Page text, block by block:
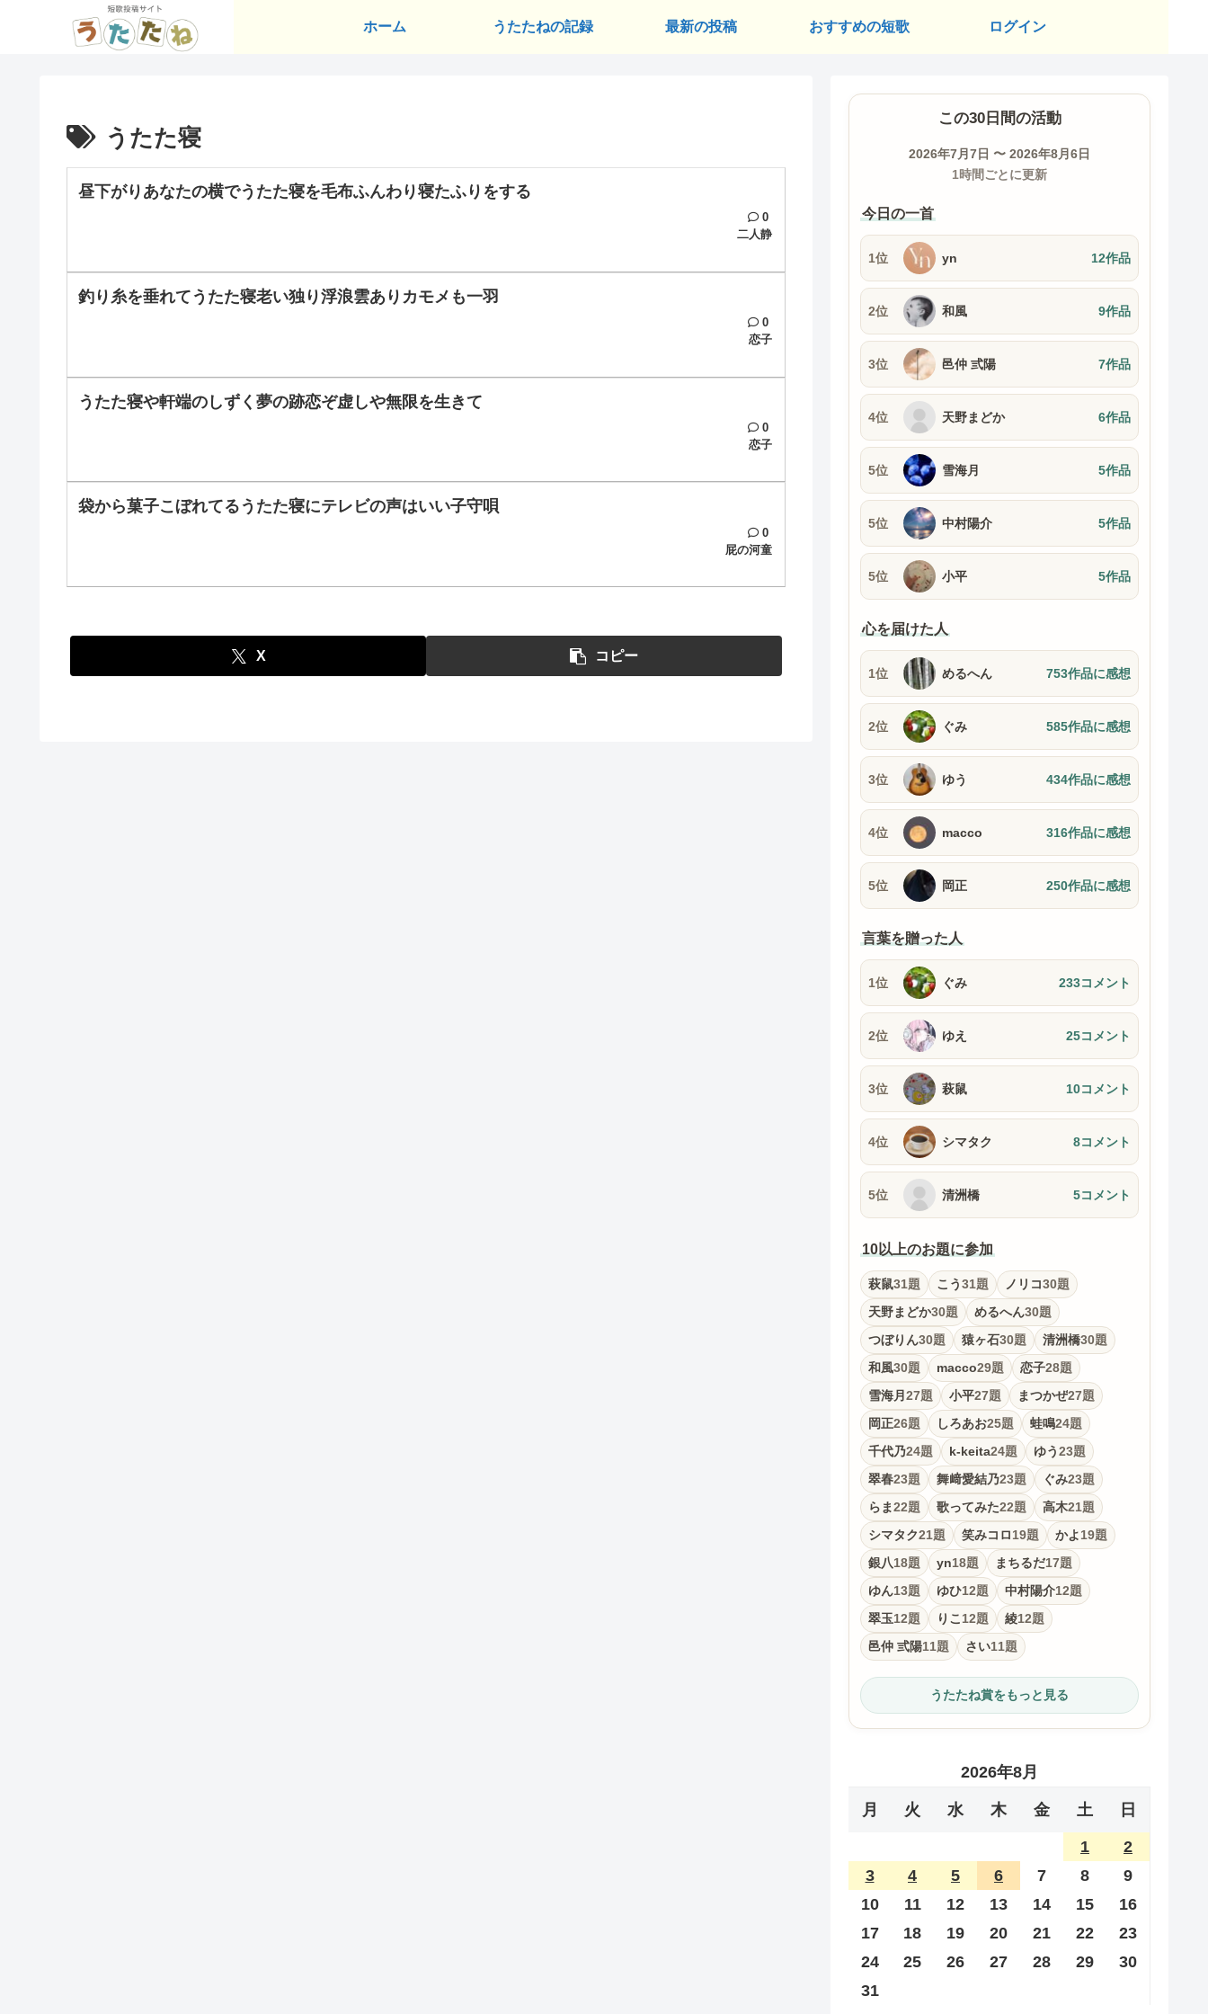
ホーム うたたねの記録 最新の投稿 おすすめの短歌 ログイン
うたた寝
昼下がりあなたの横でうたた寝を毛布ふんわり寝たふりをする
0
二人静
釣り糸を垂れてうたた寝老い独り浮浪雲ありカモメも一羽
0
恋子
うたた寝や軒端のしずく夢の跡恋ぞ虚しや無限を生きて
0
恋子
袋から菓子こぼれてるうたた寝にテレビの声はいい子守唄
0
屁の河童
X コピー
この30日間の活動
2026年7月7日 〜 2026年8月6日
1時間ごとに更新
今日の一首
1位 yn 12作品
2位 和風 9作品
3位 邑仲 弎陽 7作品
4位 天野まどか 6作品
5位 雪海月 5作品
5位 中村陽介 5作品
5位 小平 5作品
心を届けた人
1位 めるへん 753作品に感想
2位 ぐみ 585作品に感想
3位 ゆう 434作品に感想
4位 macco 316作品に感想
5位 岡正 250作品に感想
言葉を贈った人
1位 ぐみ 233コメント
2位 ゆえ 25コメント
3位 萩鼠 10コメント
4位 シマタク 8コメント
5位 清洲橋 5コメント
10以上のお題に参加
萩鼠31題 こう31題 ノリコ30題
天野まどか30題 めるへん30題
つぼりん30題 猿ヶ石30題 清洲橋30題
和風30題 macco29題 恋子28題
雪海月 27題 小平27題 まつかぜ27題
岡正26題 しろあお25題 蛙鳴24題
千代乃24題 k-keita24題 ゆう23題
翠春23題 舞﨑愛結乃23題 ぐみ23題
らま22題 歌ってみた22題 高木21題
シマタク21題 笑みコロ19題 かよ19題
銀八18題 yn18題 まちるだ17題
ゆん13題 ゆひ12題 中村陽介12題
翠玉12題 りこ 12題 綾12題
邑仲 弎陽11題 さい11題
うたたね賞をもっと見る
2026年8月
月 火 水 木 金 土 日
1
2
3
4 5 6 7 8
9
10
11 12 13 14 15
16
17
18 19 20 21 22
23
24
25 26 27 28 29
30
31